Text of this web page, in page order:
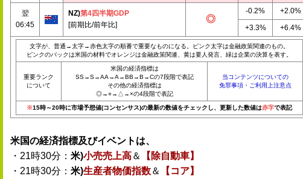
翌
06:45
NZ)第4四半期GDP
[前期比/前年比]
-0.2%
+2.0%
+3.3%
+6.4%
文字が、普通→太字→赤色太字の順番で重要なものになる。ピンク太字は金融政策関連のもの。
ピンクのバックは米国の材料でオレンジは金融政策関連、黄は要人発言、緑は企業の決算を表す。
重要ランク
について
米国の経済指標は
SS→S→AA→A→BB→B→Cの7段階で表記
その他の経済指標は
◎→○→△→×の4段階で表記
当コンテンツについての
免罪事項・ご利用上注意点
※15時～20時に市場予想値(コンセンサス)の最新の数値をチェックし、更新した数値は赤字で表記
米国の経済指標及びイベントは、
・21時30分： 米)小売売上高＆
【除自動車】
・21時30分： 米)生産者物価指数＆
【コア】